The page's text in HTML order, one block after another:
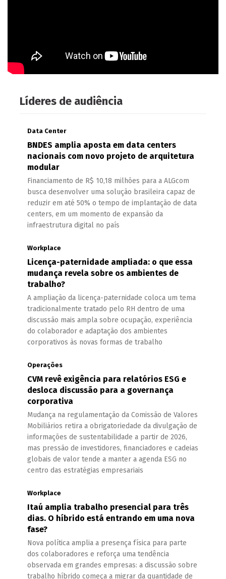
Líderes de audiência
Data Center
BNDES amplia aposta em data centers
nacionais com novo projeto de arquitetura
modular
Financiamento de R$ 10,18 milhões para a ALGcom
busca desenvolver uma solução brasileira capaz de
reduzir em até 50% o tempo de implantação de data
centers, em um momento de expansão da
infraestrutura digital no país
Workplace
Licença-paternidade ampliada: o que essa
mudança revela sobre os ambientes de
trabalho?
A ampliação da licença-paternidade coloca um tema
tradicionalmente tratado pelo RH dentro de uma
discussão mais ampla sobre ocupação, experiência
do colaborador e adaptação dos ambientes
corporativos às novas formas de trabalho
Operações
CVM revê exigência para relatórios ESG e
desloca discussão para a governança
corporativa
Mudança na regulamentação da Comissão de Valores
Mobiliários retira a obrigatoriedade da divulgação de
informações de sustentabilidade a partir de 2026,
mas pressão de investidores, financiadores e cadeias
globais de valor tende a manter a agenda ESG no
centro das estratégias empresariais
Workplace
Itaú amplia trabalho presencial para três
dias. O híbrido está entrando em uma nova
fase?
Nova política amplia a presença física para parte
dos colaboradores e reforça uma tendência
observada em grandes empresas: a discussão sobre
trabalho híbrido começa a migrar da quantidade de